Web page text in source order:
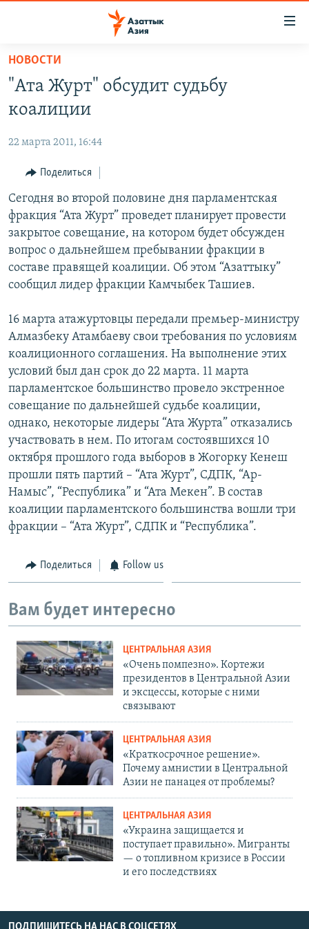
Вернуться
основному
содержанию
навигации
Вернутся
поиску
ЦЕНТРАЛЬНАЯ АЗИЯ
КАЗАХСТАН
УЗБЕКИСТАН
ТАДЖИКИСТАН
НОВОСТИ
НА ДРУГИХ ЯЗЫКАХ
ҚАЗАҚША
КЫРГЫЗЧА
ЎЗБЕКЧА
ТОҶИКӢ
TÜRKMENÇE
Все сайты РСЕ/РС
НОВОСТИ
"Ата Журт" обсудит судьбу
коалиции
22 марта 2011, 16:44
Поделиться
Сегодня во второй половине дня парламентская
фракция “Ата Журт” проведет планирует провести
закрытое совещание, на котором будет обсужден
вопрос о дальнейшем пребывании фракции в
составе правящей коалиции. Об этом “Азаттыку”
сообщил лидер фракции Камчыбек Ташиев.
16 марта атажуртовцы передали премьер-министру
Алмазбеку Атамбаеву свои требования по условиям
коалиционного соглашения. На выполнение этих
условий был дан срок до 22 марта. 11 марта
парламентское большинство провело экстренное
совещание по дальнейшей судьбе коалиции,
однако, некоторые лидеры “Ата Журта” отказались
участвовать в нем. По итогам состоявшихся 10
октября прошлого года выборов в Жогорку Кенеш
прошли пять партий – “Ата Журт”, СДПК, “Ар-
Намыс”, “Республика” и “Ата Мекен”. В состав
коалиции парламентского большинства вошли три
фракции – “Ата Журт”, СДПК и “Республика”.
Поделиться Follow us
Вам будет интересно
ЦЕНТРАЛЬНАЯ АЗИЯ
«Очень помпезно». Кортежи
президентов в Центральной Азии
и эксцессы, которые с ними
связывают
ЦЕНТРАЛЬНАЯ АЗИЯ
«Краткосрочное решение».
Почему амнистии в Центральной
Азии не панацея от проблемы?
ЦЕНТРАЛЬНАЯ АЗИЯ
«Украина защищается и
поступает правильно». Мигранты
— о топливном кризисе в России
и его последствиях